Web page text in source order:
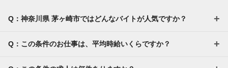
Q：神奈川県 茅ヶ崎市ではどんなバイトが人気ですか？
Q：この条件のお仕事は、平均時給いくらですか？